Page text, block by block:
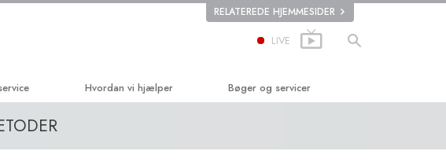
RELATEREDE HJEMMESIDER
LIVE
seminar
Hvordan vi hjælper Bøger og servicer